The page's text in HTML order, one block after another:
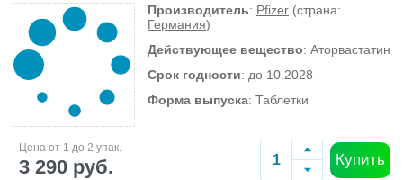
Производитель: Pfizer (страна:
Германия)
Действующее вещество: Аторвастатин
Срок годности: до 10.2028
Форма выпуска: Таблетки
Цена от 1 до 2 упак.
3 290 руб. Купить